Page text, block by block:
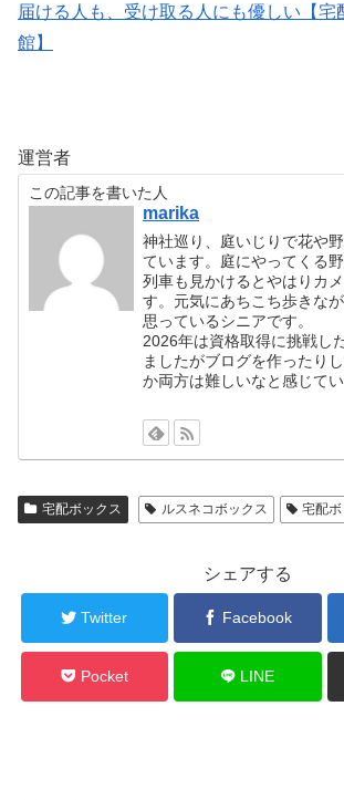
届ける人も、受け取る人にも優しい【宅
館】
運営者
この記事を書いた人
marika
神社巡り、庭いじりで花や
ています。庭にやってくる
列車も見かけるとやはりカ
す。元気にあちこち歩きな
思っているシニアです。
2026年は資格取得に挑戦し
ましたがブログを作ったり
か両方は難しいなと感じてい
宅配ボックス ルスネコボックス 宅配
シェアする
Twitter Facebook
Pocket LINE